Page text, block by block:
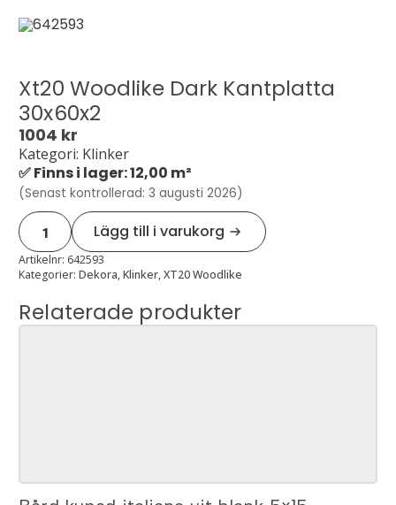
Xt20 Woodlike Dark Kantplatta
30x60x2
1004 kr
Kategori: Klinker
✅ Finns i lager: 12,00 m²
(Senast kontrollerad: 3 augusti 2026)
Xt20
woodlike
dark
kantplatta
30x60x2
Lägg till i varukorg
Artikelnr: 642593
Kategorier:Dekora,Klinker,XT20 Woodlike
Relaterade produkter